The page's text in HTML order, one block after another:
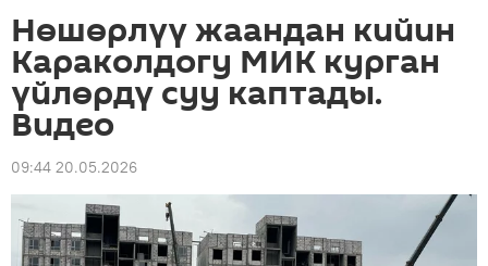
Нөшөрлүү жаандан кийин
Караколдогу МИК курган
үйлөрдү суу каптады.
Видео
09:44 20.05.2026